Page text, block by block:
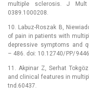
multiple sclerosis. J
0389.1000208.
10. Labuz-Roszak B,
of pain in patients with
depressive symptoms and
–⁠ 486. doi: 10.12740/ PP/
11. Akpinar Z, Serhat
and clinical features in
tnd.60437.